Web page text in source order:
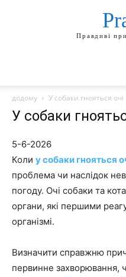
Правдиві
додому У собаки гнояться очі
У собаки
5-6-2026
Коли у собаки гнояться
проблема чи наслідок
погоду. Очі собаки та
органи, які першими
організмі.
Визначити справжню
первинне захворювання,